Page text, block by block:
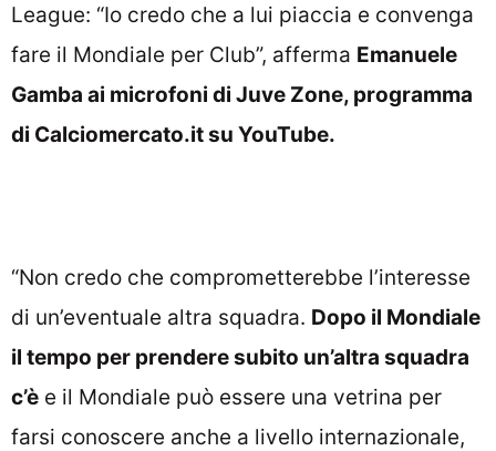
League: “Io credo che a lui piaccia e convenga
fare il Mondiale per Club”, afferma Emanuele
Gamba ai microfoni di Juve Zone, programma
di Calciomercato.it su YouTube.
“Non credo che comprometterebbe l’interesse
di un’eventuale altra squadra. Dopo il Mondiale
il tempo per prendere subito un’altra squadra
c’è e il Mondiale può essere una vetrina per
farsi conoscere anche a livello internazionale,